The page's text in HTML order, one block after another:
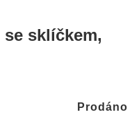
sklíčkem,
Prodáno